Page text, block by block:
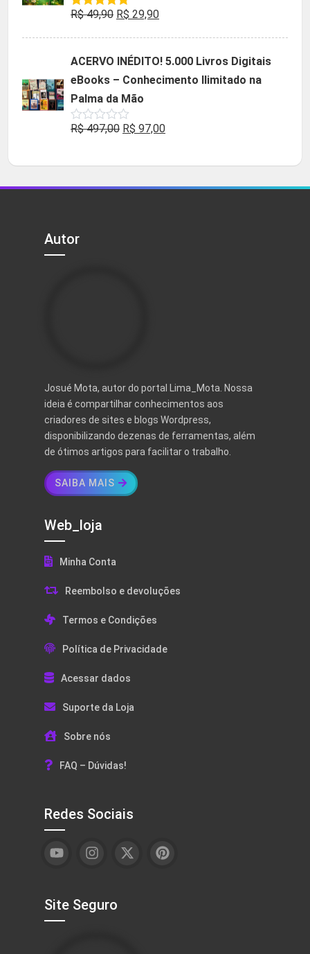
Avaliação
R$49,90 O
era:
R$ 49,90.
R$ 29,90O
é:
R$ 29,90.
ACERVO INÉDITO! 5.000 Livros Digitais
eBooks – Conhecimento Ilimitado na
Palma da Mão
Avaliação
5
R$497,00 O
original
era:
R$ 97,00O
atual
é:
Autor
Josué Mota, autor do portal Lima_Mota. Nossa
ideia é compartilhar conhecimentos aos
criadores de sites e blogs Wordpress,
disponibilizando dezenas de ferramentas, além
de ótimos artigos para facilitar o trabalho.
SAIBA MAIS
Web_loja
Minha Conta
Reembolso e devoluções
Termos e Condições
Política de Privacidade
Acessar dados
Suporte da Loja
Sobre nós
FAQ – Dúvidas!
Redes Sociais
Site Seguro